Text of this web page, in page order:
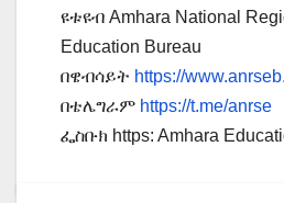
ዩቱዩብ Amhara National
Education Bureau
በዌብሳይት https://
በቴሌግራም https://t.me/anrse
ፌስቡክ https: Amhara